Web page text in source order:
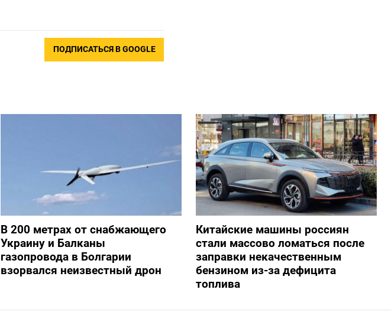
ПОДПИСАТЬСЯ В GOOGLE
В 200 метрах от снабжающего
Украину и Балканы
газопровода в Болгарии
взорвался неизвестный дрон
Китайские машины россиян
стали массово ломаться после
заправки некачественным
бензином из-за дефицита
топлива